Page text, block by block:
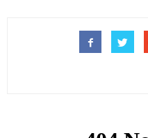
很多人說，弓形蟲離自己很遠
這種想法太天真